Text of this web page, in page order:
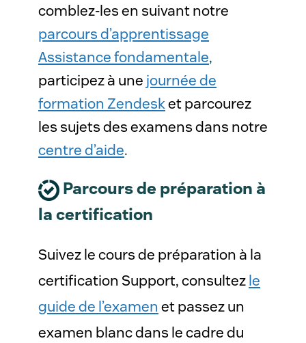
comblez-les en suivant notre
parcours d’apprentissage
Assistance fondamentale,
participez à une journée de
formation Zendesket parcourez
les sujets des examens dans notre
centre d’aide.
Parcours de préparation à
la certification
Suivez le cours de préparation à la
certification Support, consultezle
guide de l’examenet passez un
examen blanc dans le cadre du